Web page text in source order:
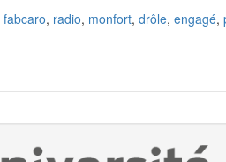
fabcaro, radio, monfort, drôle, engagé,